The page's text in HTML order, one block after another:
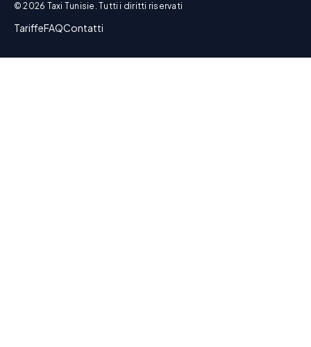
© 2026 Taxi Tunisie. Tutti i diritti riservati
TariffeFAQContatti